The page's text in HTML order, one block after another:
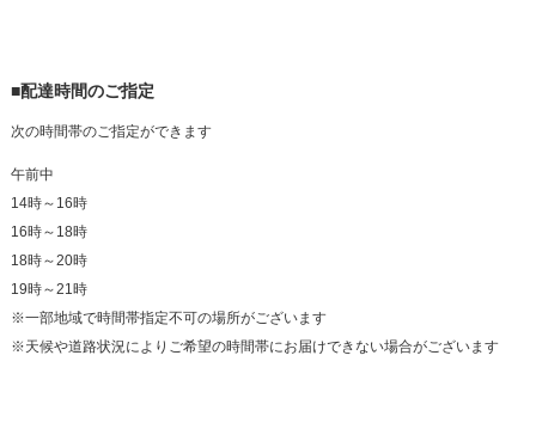
■配達時間のご指定
次の時間帯のご指定ができます
午前中
14時～16時
16時～18時
18時～20時
19時～21時
※一部地域で時間帯指定不可の場所がございます
※天候や道路状況によりご希望の時間帯にお届けできない場合がございます